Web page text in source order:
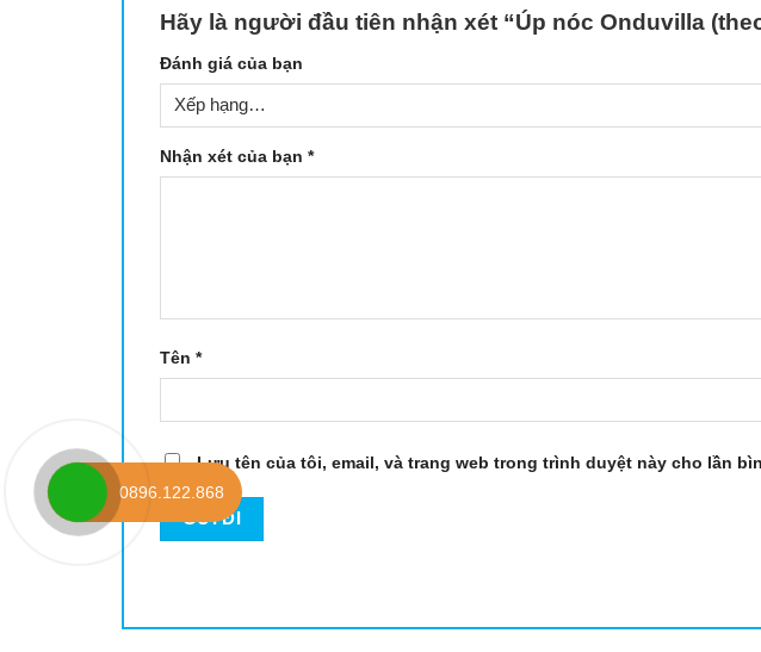
Hãy là người đầu tiên nhận xét “Úp nóc Onduvilla
Đánh giá của bạn
Nhận xét của bạn *
Tên *
Lưu tên của tôi, email, và trang web trong trình duyệt này cho lần
0896.122.868